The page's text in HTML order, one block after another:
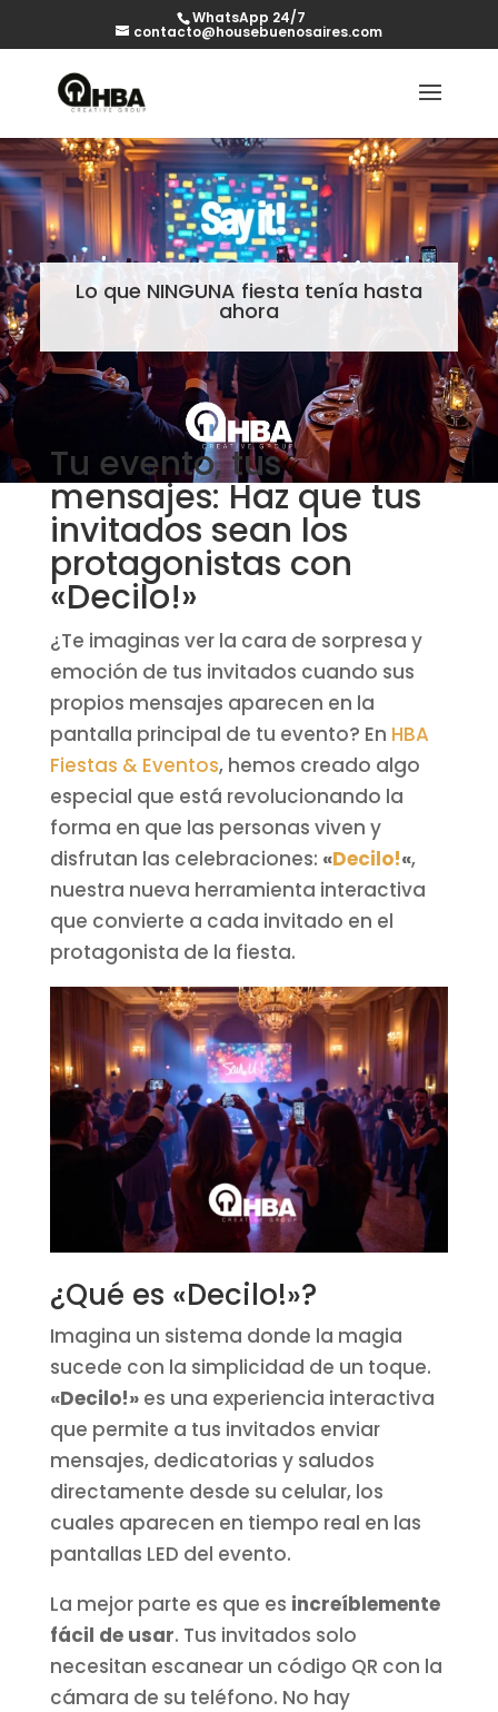
WhatsApp 24/7
contacto@housebuenosaires.com
Lo que NINGUNA fiesta tenía hasta
ahora
Tu evento, tus
mensajes: Haz que tus
invitados sean los
protagonistas con
«Decilo!»
¿Te imaginas ver la cara de sorpresa y
emoción de tus invitados cuando sus
propios mensajes aparecen en la
pantalla principal de tu evento? En HBA
Fiestas & Eventos, hemos creado algo
especial que está revolucionando la
forma en que las personas viven y
disfrutan las celebraciones: «Decilo!«,
nuestra nueva herramienta interactiva
que convierte a cada invitado en el
protagonista de la fiesta.
¿Qué es «Decilo!»?
Imagina un sistema donde la magia
sucede con la simplicidad de un toque.
«Decilo!»es una experiencia interactiva
que permite a tus invitados enviar
mensajes, dedicatorias y saludos
directamente desde su celular, los
cuales aparecen en tiempo real en las
pantallas LED del evento.
La mejor parte es que es increíblemente
fácil de usar. Tus invitados solo
necesitan escanear un código QR con la
cámara de su teléfono. No hay